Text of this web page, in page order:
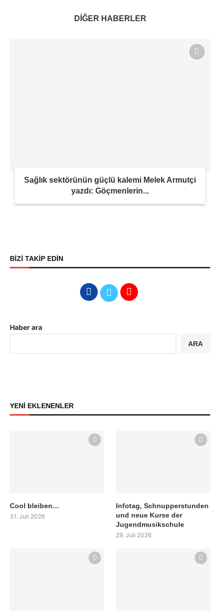
DİĞER HABERLER
Sağlık sektörünün güçlü kalemi Melek Armutçi
yazdı: Göçmenlerin...
BİZİ TAKİP EDİN
Haber ara
ARA
YENİ EKLENENLER
Cool bleiben…
31. Juli 2026
Infotag, Schnupperstunden
und neue Kurse der
Jugendmusikschule
29. Juli 2026